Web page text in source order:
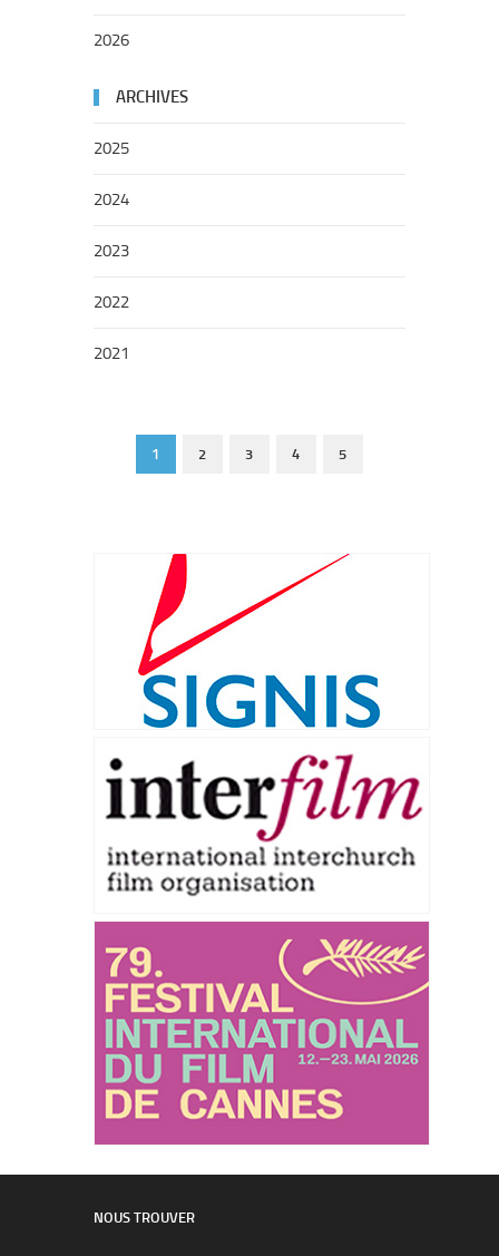
2026
ARCHIVES
2025
2024
2023
2022
2021
1 2 3 4 5
NOUS TROUVER